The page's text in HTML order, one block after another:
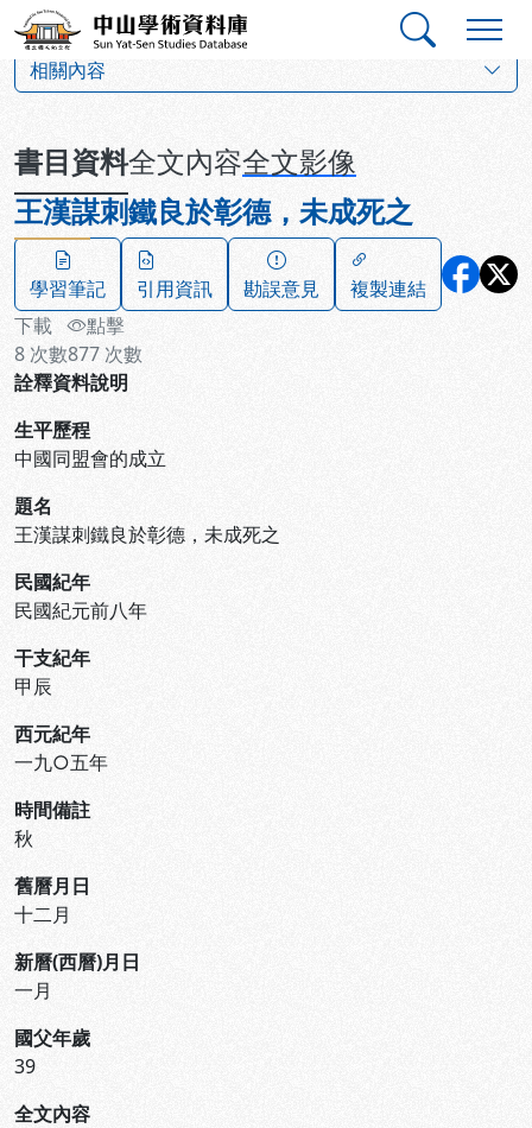
跳到主要內容
中山學術資料庫
相關內容
書目資料全文內容全文影像
王漢謀刺鐵良於彰德，未成死之
學習筆記 引用資訊 勘誤意見
複製連結
下載
8 次數
點擊
877 次數
詮釋資料說明
生平歷程
中國同盟會的成立
題名
王漢謀刺鐵良於彰德，未成死之
民國紀年
民國紀元前八年
干支紀年
甲辰
西元紀年
一九○五年
時間備註
秋
舊曆月日
十二月
新曆(西曆)月日
一月
國父年歲
39
全文內容